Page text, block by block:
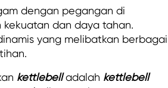
dengan pegangan di
dan daya tahan.
yang melibatkan berbagai
kettlebelladalah kettlebell